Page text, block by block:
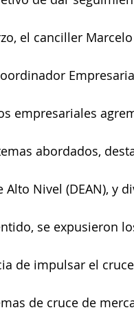
el canciller
empresariales
abordados,
Alto Nivel (DEAN), y
se expusieron
de impulsar el
de cruce de